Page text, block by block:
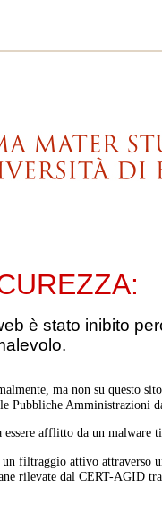
è stato inibito
ma non su questo
Pubbliche Amministrazioni
essere afflitto da un
un filtraggio attivo
rilevate dal CERT-AGID